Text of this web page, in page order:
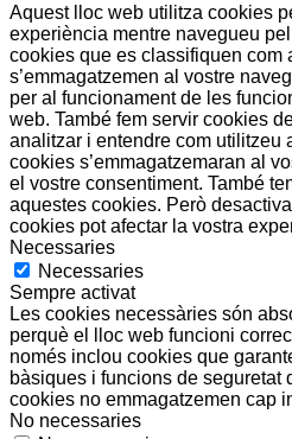
Aquest lloc web utilitza cookies
experiència mentre navegueu
cookies que es classifiquen com
s’emmagatzemen al vostre
per al funcionament de les
web. També fem servir cookies
analitzar i entendre com utilitzeu
cookies s’emmagatzemaran al
el vostre consentiment. També
aquestes cookies. Però
cookies pot afectar la vostra
Necessaries
Necessaries
Sempre activat
Les cookies necessàries són
perquè el lloc web funcioni
només inclou cookies que
bàsiques i funcions de seguretat
cookies no emmagatzemen cap
No necessaries